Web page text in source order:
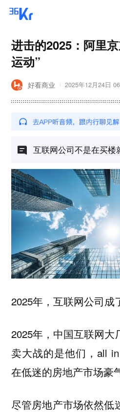
进击的2025：阿里
运动”
好看商业 2025年12月24日
互联网公司不是在买楼
2025年，互联网公司成
2025年，中国互联网
卖大战的是他们，all
在低迷的房地产市场豪
尽管房地产市场依然低